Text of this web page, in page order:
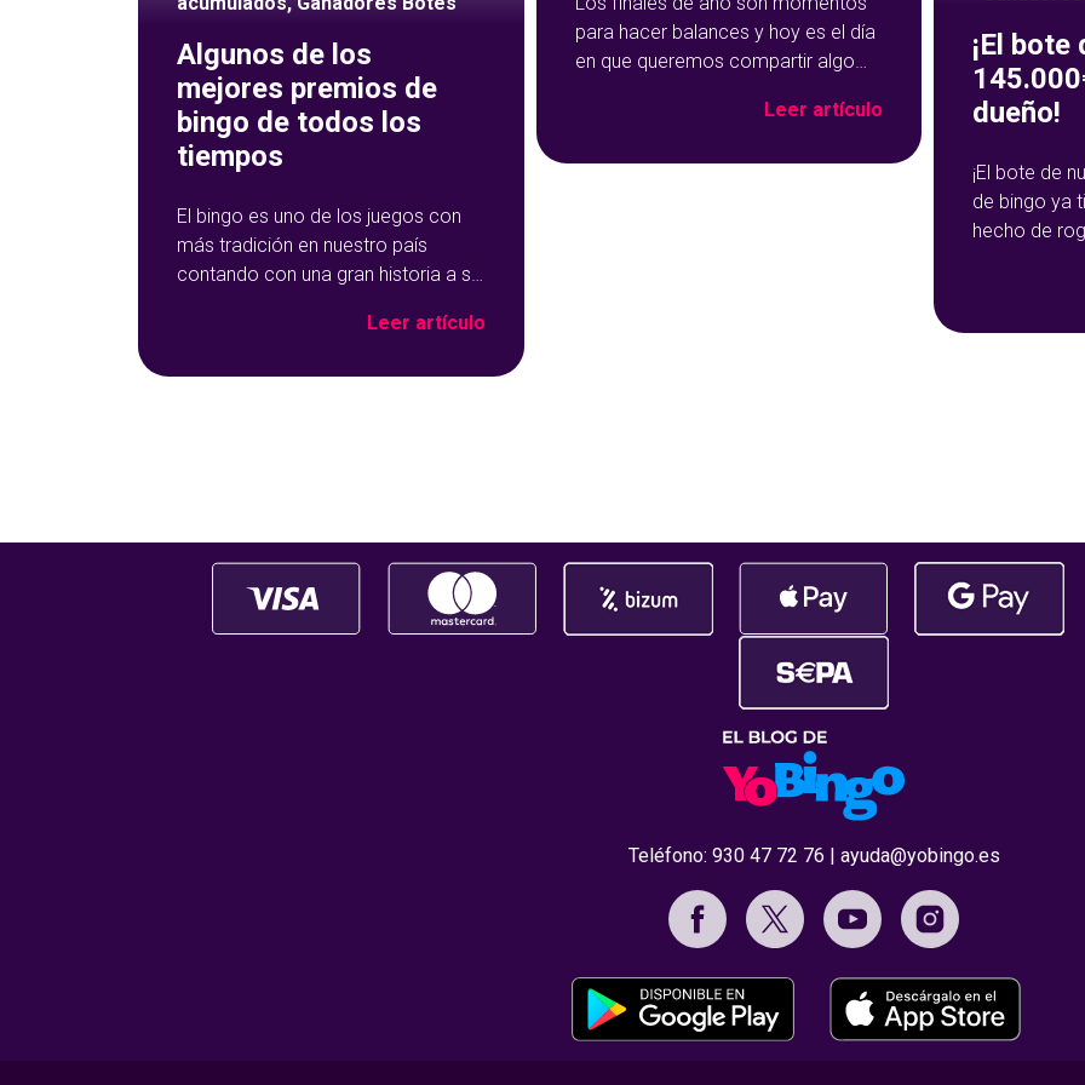
Algunos de los
mejores premios de
bingo de todos los
tiempos
El bingo es uno de los juegos con
más tradición en nuestro país
contando con una gran historia a su
las opciones que más éxito tiene en
Leer artículo
para hacer balances y hoy es el día
en que queremos compartir algo
principales protagonistas. ¡Vosotros
Leer artículo
¡El bote
dueño!
¡El bote de
de bingo ya
hecho de
más de
Teléfono: 930 47 72 76 | ayuda@yobingo.es